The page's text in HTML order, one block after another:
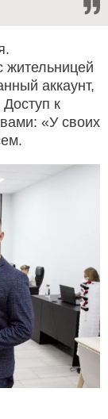
жительницей
аккаунт,
к
«У своих